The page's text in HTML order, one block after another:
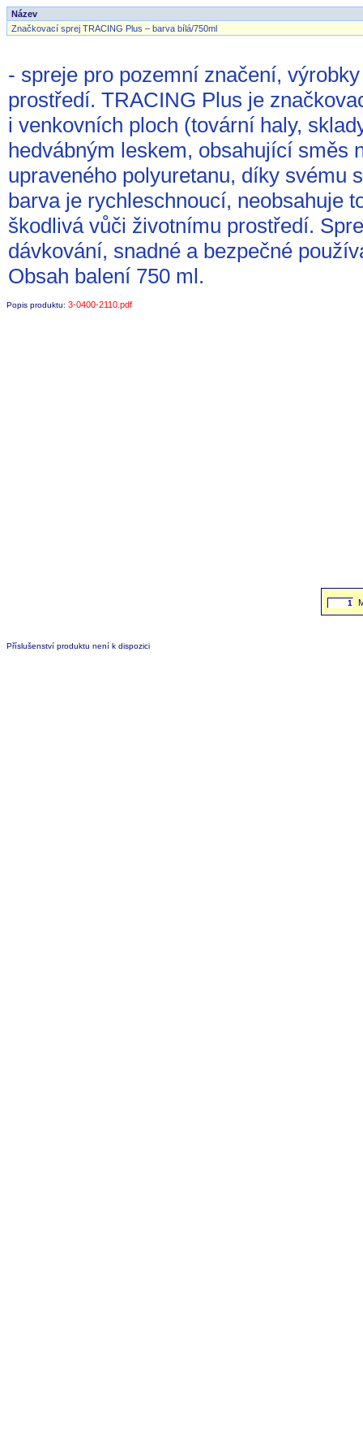
Název
Značkovací sprej TRACING Plus – barva bílá/750ml
- spreje pro pozemní značení,
prostředí. TRACING Plus je
i venkovních ploch (tovární haly,
hedvábným leskem, obsahující směs
upraveného polyuretanu, díky svému
barva je rychleschnoucí, neobsahuje
škodlivá vůči životnímu prostředí.
dávkování, snadné a bezpečné
Obsah balení 750 ml.
Popis produktu: 3-0400-2110.pdf
Příslušenství produktu není k dispozici